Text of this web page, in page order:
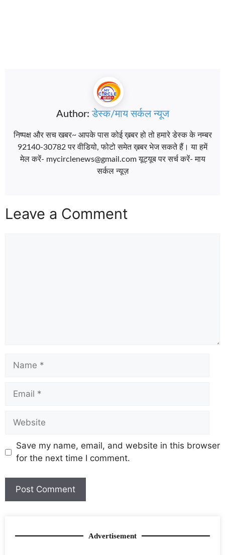
Author:डेस्क/माय सर्कल न्यूज
निष्पक्ष और सच खबर~ आपके पास कोई ख़बर हो तो हमारे डेस्क के नम्बर
92140-30782 पर वीडियो, फोटो समेत ख़बर भेज सकते हैं। या हमें
मेल करें- mycirclenews@gmail.com यूट्यूब पर सर्च करें- माय
सर्कल न्यूज़
Leave a Comment
Save my name, email, and website in this browser
for the next time I comment.
Advertisement